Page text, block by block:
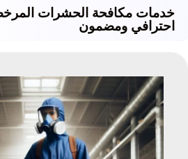
خدمات مكافحة الحشرات
احترافي ومضمون